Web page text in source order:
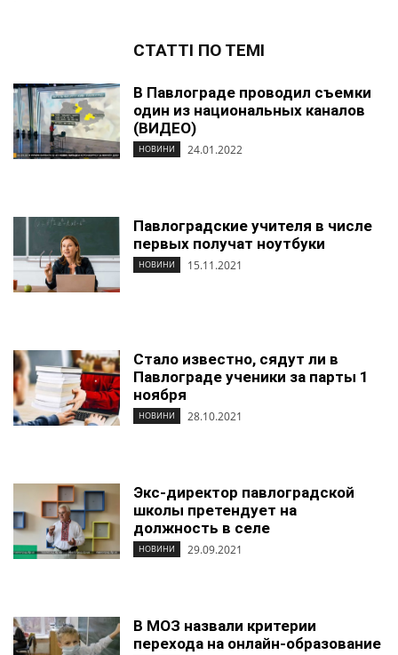
СТАТТІ ПО ТЕМІ
В Павлограде проводил съемки
один из национальных каналов
(ВИДЕО)
НОВИНИ 24.01.2022
Павлоградские учителя в числе
первых получат ноутбуки
НОВИНИ 15.11.2021
Стало известно, сядут ли в
Павлограде ученики за парты 1
ноября
НОВИНИ 28.10.2021
Экс-директор павлоградской
школы претендует на
должность в селе
НОВИНИ 29.09.2021
В МОЗ назвали критерии
перехода на онлайн-образование